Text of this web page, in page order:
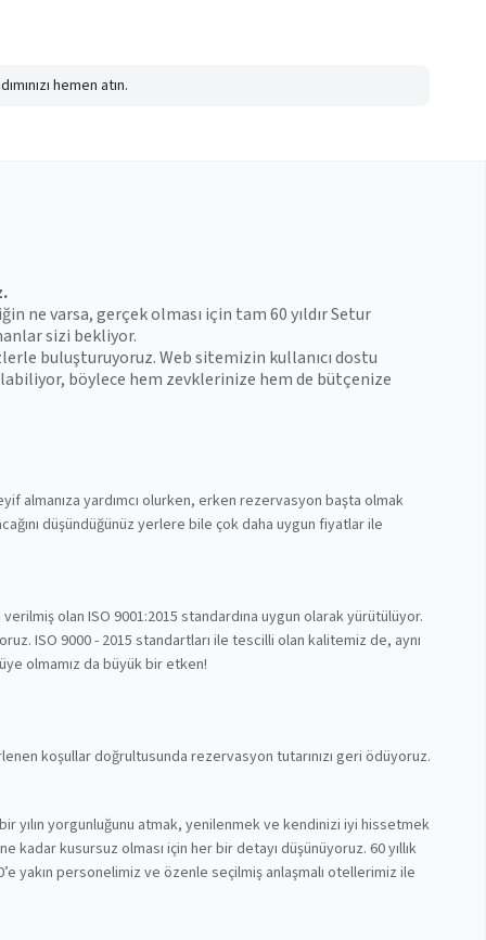
hemen atın.
ne varsa, gerçek olması için tam 60 yıldır Setur
sizi bekliyor.
buluşturuyoruz. Web sitemizin kullanıcı dostu
böylece hem zevklerinize hem de bütçenize
almanıza yardımcı olurken, erken rezervasyon başta olmak
düşündüğünüz yerlere bile çok daha uygun fiyatlar ile
olan ISO 9001:2015 standardına uygun olarak yürütülüyor.
ISO 9000 - 2015 standartları ile tescilli olan kalitemiz de, aynı
olmamız da büyük bir etken!
koşullar doğrultusunda rezervasyon tutarınızı geri ödüyoruz.
yılın yorgunluğunu atmak, yenilenmek ve kendinizi iyi hissetmek
kadar kusursuz olması için her bir detayı düşünüyoruz. 60 yıllık
yakın personelimiz ve özenle seçilmiş anlaşmalı otellerimiz ile